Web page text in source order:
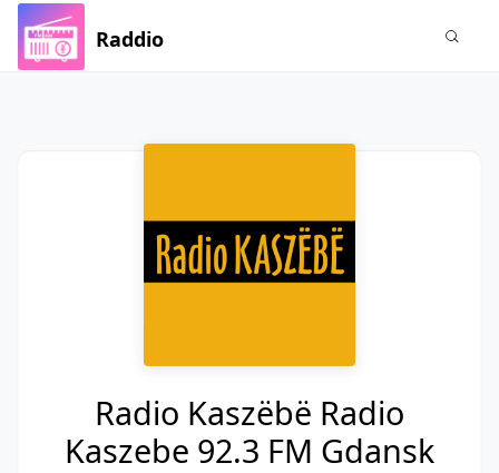
Raddio
Radio Kaszëbë Radio
Kaszebe 92.3 FM Gdansk